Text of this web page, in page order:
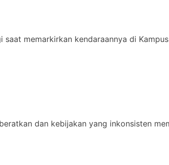
memarkirkan kendaraannya di
dan kebijakan yang inkonsisten